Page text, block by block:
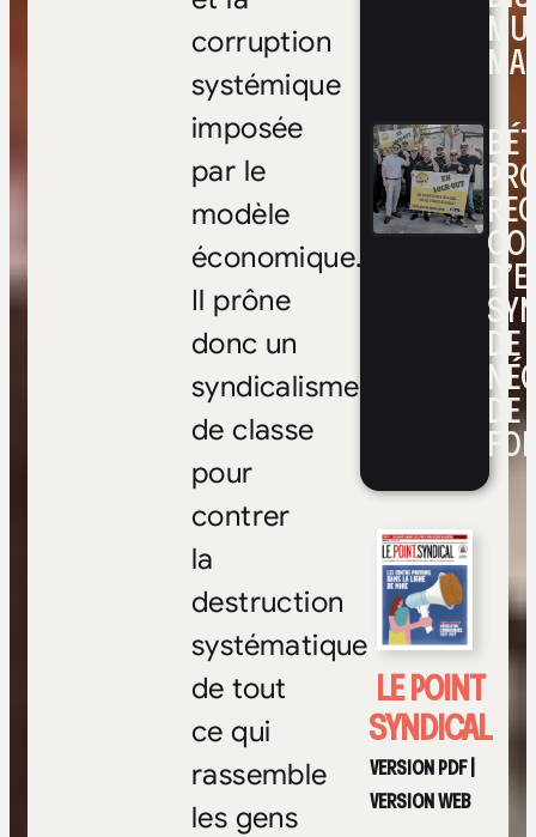
DE
DE
FOI
LE POINT
SYNDICAL
VERSION PDF|
VERSION WEB
corruption
systémique
imposée
par le
modèle
économique.
Il prône
donc un
syndicalisme
de classe
pour
contrer
la
destruction
systématique
de tout
ce qui
rassemble
les gens